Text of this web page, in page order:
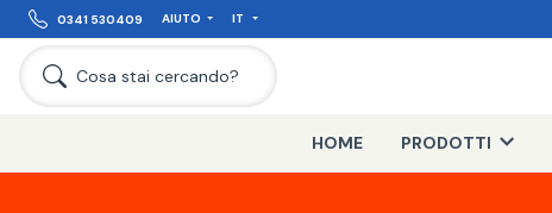
0341 530409 AIUTO IT
Cosa stai cercando?
HOME PRODOTTI